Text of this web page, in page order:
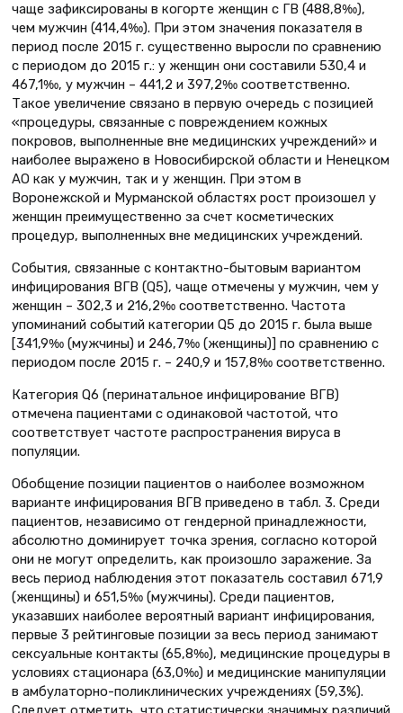
чаще зафиксированы в когорте женщин с ГВ (488,8‰),
чем мужчин (414,4‰). При этом значения показателя в
период после 2015 г. существенно выросли по сравнению
с периодом до 2015 г.: у женщин они составили 530,4 и
467,1‰, у мужчин – 441,2 и 397,2‰ соответственно.
Такое увеличение связано в первую очередь с позицией
«процедуры, связанные с повреждением кожных
покровов, выполненные вне медицинских учреждений» и
наиболее выражено в Новосибирской области и Ненецком
АО как у мужчин, так и у женщин. При этом в
Воронежской и Мурманской областях рост произошел у
женщин преимущественно за счет косметических
процедур, выполненных вне медицинских учреждений.
События, связанные с контактно-бытовым вариантом
инфицирования ВГВ (Q5), чаще отмечены у мужчин, чем у
женщин – 302,3 и 216,2‰ соответственно. Частота
упоминаний событий категории Q5 до 2015 г. была выше
[341,9‰ (мужчины) и 246,7‰ (женщины)] по сравнению с
периодом после 2015 г. – 240,9 и 157,8‰ соответственно.
Категория Q6 (перинатальное инфицирование ВГВ)
отмечена пациентами с одинаковой частотой, что
соответствует частоте распространения вируса в
популяции.
Обобщение позиции пациентов о наиболее возможном
варианте инфицирования ВГВ приведено в табл. 3. Среди
пациентов, независимо от гендерной принадлежности,
абсолютно доминирует точка зрения, согласно которой
они не могут определить, как произошло заражение. За
весь период наблюдения этот показатель составил 671,9
(женщины) и 651,5‰ (мужчины). Среди пациентов,
указавших наиболее вероятный вариант инфицирования,
первые 3 рейтинговые позиции за весь период занимают
сексуальные контакты (65,8‰), медицинские процедуры в
условиях стационара (63,0‰) и медицинские манипуляции
в амбулаторно-поликлинических учреждениях (59,3%).